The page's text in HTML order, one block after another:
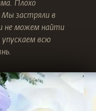
Плохо
Мы застряли в
не можем найти
всю